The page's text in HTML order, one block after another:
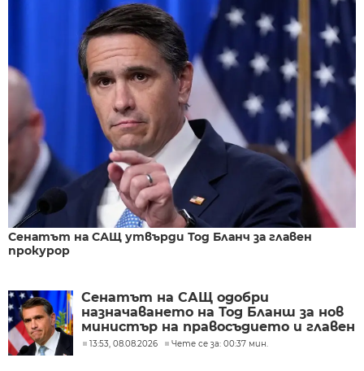
Сенатът на САЩ утвърди Тод Бланч за главен
прокурор
Сенатът на САЩ одобри
назначаването на Тод Бланш за нов
министър на правосъдието и главен
прокурор
13:53, 08.08.2026 Чете се за: 00:37 мин.